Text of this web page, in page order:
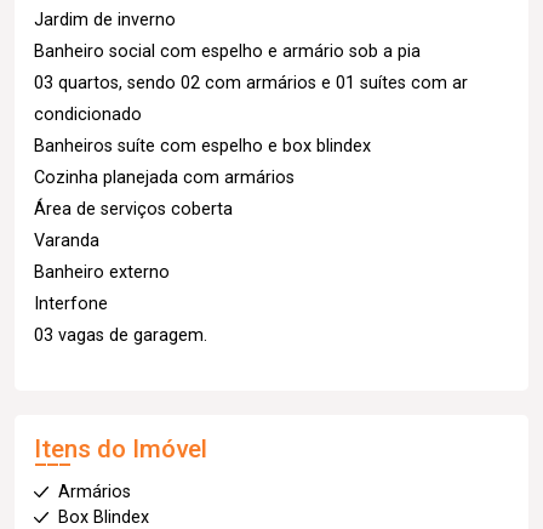
Jardim de inverno
Banheiro social com espelho e armário sob a pia
03 quartos, sendo 02 com armários e 01 suítes com ar
condicionado
Banheiros suíte com espelho e box blindex
Cozinha planejada com armários
Área de serviços coberta
Varanda
Banheiro externo
Interfone
03 vagas de garagem.
Itens do Imóvel
Armários
Box Blindex